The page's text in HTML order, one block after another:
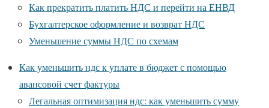
Как прекратить платить НДС и перейти на ЕНВД
Бухгалтерское оформление и возврат НДС
Уменьшение суммы НДС по схемам
Как уменьшить ндс к уплате в бюджет с помощью
авансовой счет фактуры
Легальная оптимизация ндс: как уменьшить сумму